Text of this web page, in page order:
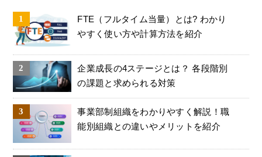
FTE（フルタイム当量）とは? わかり
やすく使い方や計算方法を紹介
企業成長の4ステージとは？ 各段階別
の課題と求められる対策
事業部制組織をわかりやすく解説！職
能別組織との違いやメリットを紹介